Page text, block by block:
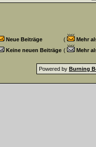
Neue Beiträge (
Mehr
Keine neuen Beiträge ( Mehr
Powered by Burning